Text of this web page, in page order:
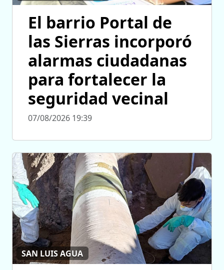
El barrio Portal de
las Sierras incorporó
alarmas ciudadanas
para fortalecer la
seguridad vecinal
07/08/2026 19:39
SAN LUIS AGUA